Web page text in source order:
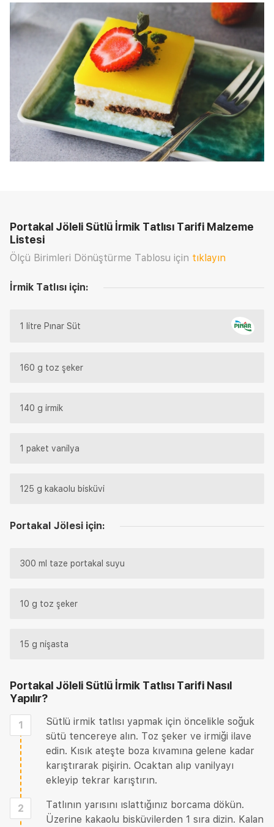
Portakal Jöleli Sütlü İrmik Tatlısı Tarifi Malzeme
Listesi
Ölçü Birimleri Dönüştürme Tablosu için tıklayın
İrmik Tatlısı için:
1 litre Pınar Süt
160 g toz şeker
140 g irmik
1 paket vanilya
125 g kakaolu bisküvi
Portakal Jölesi için:
300 ml taze portakal suyu
10 g toz şeker
15 g nişasta
Portakal Jöleli Sütlü İrmik Tatlısı Tarifi Nasıl
Yapılır?
1
Sütlü irmik tatlısı yapmak için öncelikle soğuk
sütü tencereye alın. Toz şeker ve irmiği ilave
edin. Kısık ateşte boza kıvamına gelene kadar
karıştırarak pişirin. Ocaktan alıp vanilyayı
ekleyip tekrar karıştırın.
2
Tatlının yarısını ıslattığınız borcama dökün.
Üzerine kakaolu bisküvilerden 1 sıra dizin. Kalan